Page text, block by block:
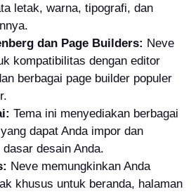
letak, warna, tipografi, dan
dan Page Builders: Neve
kompatibilitas dengan editor
berbagai page builder populer
Tema ini menyediakan berbagai
dapat Anda impor dan
desain Anda.
Neve memungkinkan Anda
khusus untuk beranda, halaman